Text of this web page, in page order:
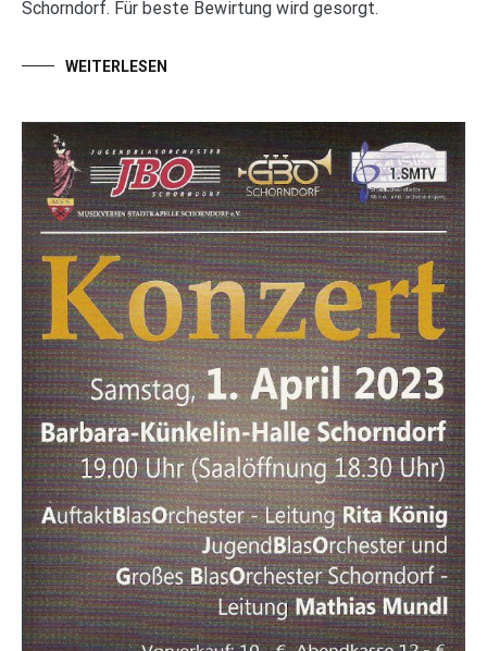
Schorndorf. Für beste Bewirtung wird gesorgt.
WEITERLESEN